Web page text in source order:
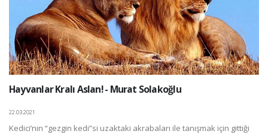
Hayvanlar Kralı Aslan! - Murat Solakoğlu
22.03.2021
Kedici’nin “gezgin kedi”si uzaktaki akrabaları ile tanışmak için gittiği